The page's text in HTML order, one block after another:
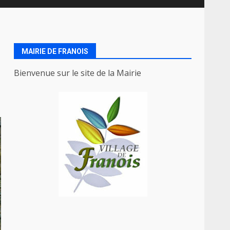
MAIRIE DE FRANOIS
Bienvenue sur le site de la Mairie